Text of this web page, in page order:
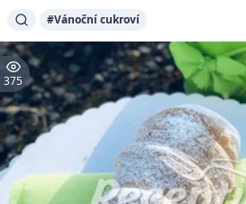
#Vánoční cukroví
375